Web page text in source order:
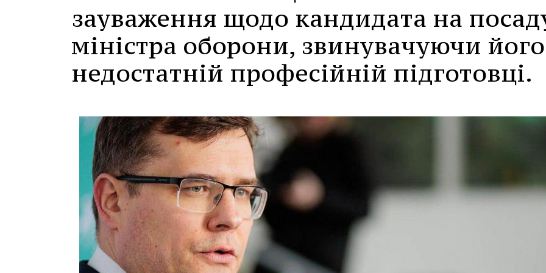
зауваження щодо кандидата на
міністра оборони, звинувачуючи
недостатній професійній підготовці.